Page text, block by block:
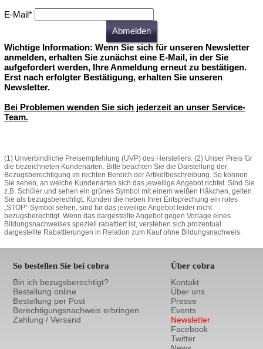
E-Mail*
Abmelden
Wichtige Information: Wenn Sie sich für unseren Newsletter
anmelden, erhalten Sie zunächst eine E-Mail, in der Sie
aufgefordert werden, Ihre Anmeldung erneut zu bestätigen.
Erst nach erfolgter Bestätigung, erhalten Sie unseren
Newsletter.
Bei Problemen wenden Sie sich jederzeit an unser Service-
Team.
(1) Unverbindliche Preisempfehlung (UVP) des Herstellers. (2) Unser Preis für
die bezeichneten Kundenarten. Bitte beachten Sie die Darstellung der
Bezugsberechtigung im rechten Bereich der Artikelbeschreibung. So können
Sie sehen, an welche Kundenarten sich das jeweilige Angebot richtet. Sind Sie
z.B. Schüler und sehen ein grünes Symbol mit einem weißen Häkchen, gelten
Sie als bezugsberechtigt. Kunden die neben Ihrer Entsprechung ein rotes
„STOP“-Symbol sehen, sind für das jeweilige Angebot leider nicht
bezugsberechtigt. Wenn das dargestellte Angebot gegen Vorlage eines
Bildungsnachweises speziell rabattiert ist, verstehen sich prozentual
dargestellte Rabattierungen in Relation zum Kauf ohne Bildungsnachweis.
So bestellen Sie bei cobra
Bin ich bezugsberechtigt?
Bestellung online
Bestellung per Post
Berechtigungsnachweis erbringen
Zahlung / Versand
Über cobra
Kontakt
Über uns
Presse
Events
Newsletter
Facebook
Twitter